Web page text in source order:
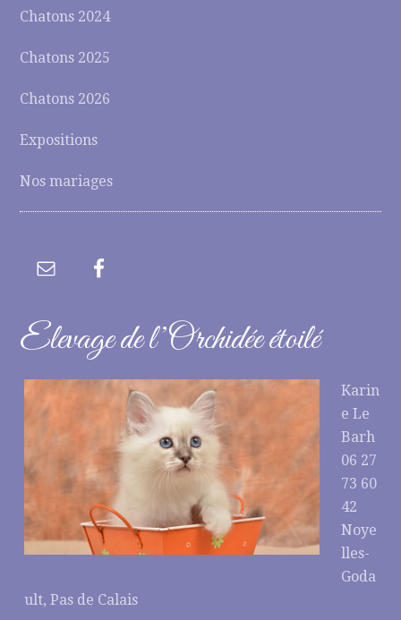
Chatons 2024
Chatons 2025
Chatons 2026
Expositions
Nos mariages
Elevage de l’Orchidée étoilé
Karin
e Le
Barh
06 27
73 60
42
Noye
lles-
Goda
ult, Pas de Calais